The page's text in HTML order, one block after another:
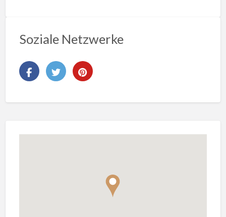
Soziale Netzwerke